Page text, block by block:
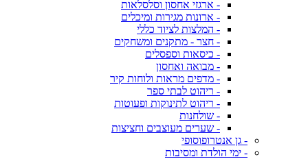
- ארגזי אחסון וסלסלאות
- ארונות מגירות ומיכלים
- המלצות לציוד כללי
- חצר - מתקנים ומשחקים
- כיסאות וספסלים
- מבואה ואחסון
- מדפים מראות ולוחות קיר
- ריהוט לבתי ספר
- ריהוט לתינוקות ופעוטות
- שולחנות
- שערים מעוצבים וחציצות
- גן אנטרופוסופי
- ימי הולדת ומסיבות